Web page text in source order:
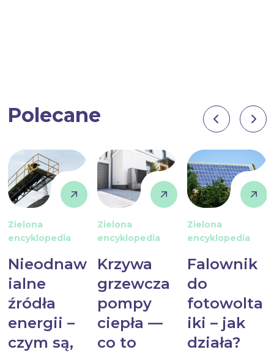
Polecane
Zielona
encyklopedia
Nieodnaw
ialne
źródła
energii –
czym są,
Zielona
encyklopedia
Krzywa
grzewcza
pompy
ciepła —
co to
Zielona
encyklopedia
Falownik
do
fotowolta
iki – jak
działa?